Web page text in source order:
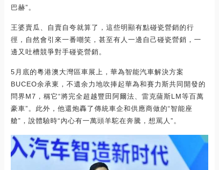
巴赫”。
王婆賣瓜、自賣自夸就算了，這些明顯有點碰瓷營銷的行
徑，自然會引來一番嘲笑，甚至有人一邊自己碰瓷營銷，一
邊又吐槽競爭對手碰瓷營銷。
5月底的粵港澳大灣區車展上，華為智能汽車解決方案
BUCEO余承東，不遺余力地吹捧起華為和賽力斯共同開發的
問界M7，稱它“將完全超越豐田阿爾法、雷克薩斯LM等百萬
豪車”。此外，他還炮轟了傳統車企和供應商做的“智能座
艙”，說體驗時“內心有一萬頭羊駝在奔騰，想罵人”。